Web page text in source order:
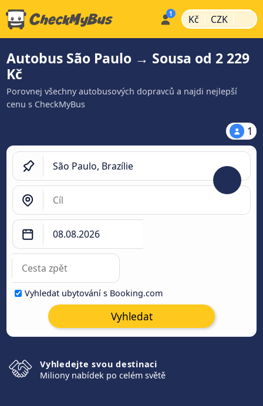
Kč | CZK |
Autobus São Paulo → Sousa od 2 229
Kč
Porovnej všechny autobusových dopravců a najdi nejlepší
cenu s CheckMyBus
1
Vyhledat ubytování s Booking.com
Vyhledat
Vyhledejte svou destinaci
Miliony nabídek po celém světě